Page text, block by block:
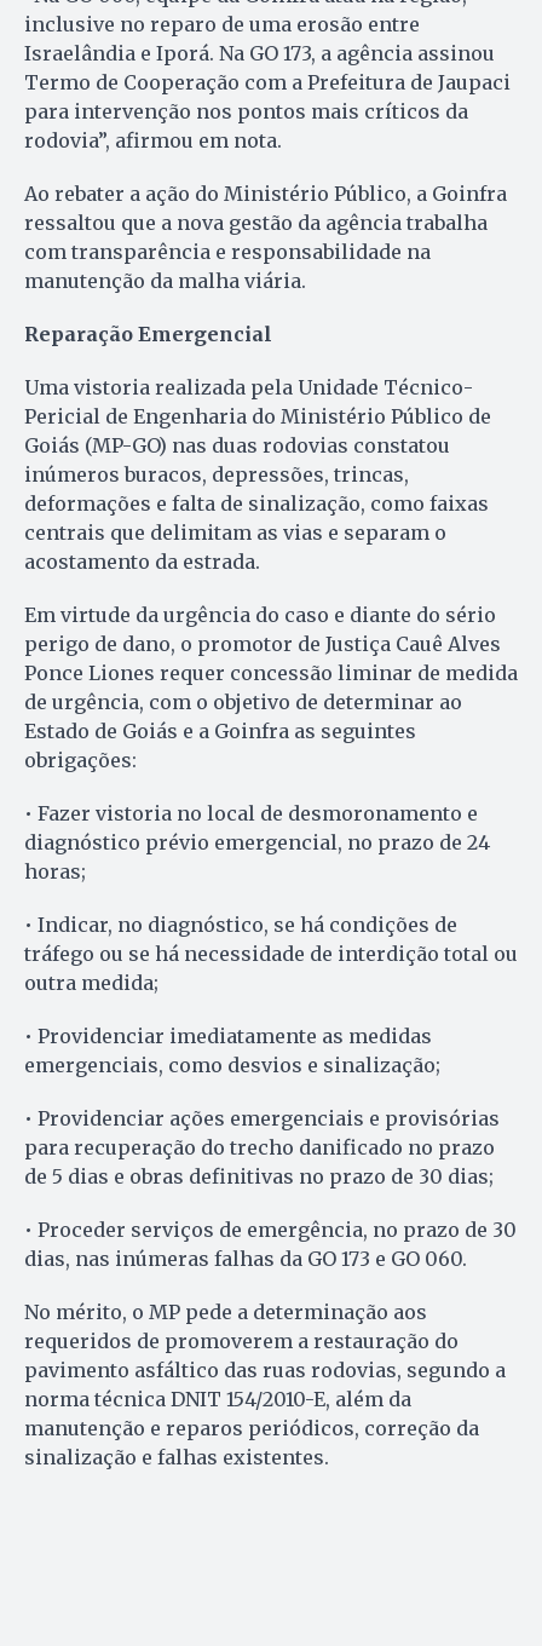
inclusive no reparo de uma erosão entre
Israelândia e Iporá. Na GO 173, a agência assinou
Termo de Cooperação com a Prefeitura de Jaupaci
para intervenção nos pontos mais críticos da
rodovia”, afirmou em nota.
Ao rebater a ação do Ministério Público, a Goinfra
ressaltou que a nova gestão da agência trabalha
com transparência e responsabilidade na
manutenção da malha viária.
Reparação Emergencial
Uma vistoria realizada pela Unidade Técnico-
Pericial de Engenharia do Ministério Público de
Goiás (MP-GO) nas duas rodovias constatou
inúmeros buracos, depressões, trincas,
deformações e falta de sinalização, como faixas
centrais que delimitam as vias e separam o
acostamento da estrada.
Em virtude da urgência do caso e diante do sério
perigo de dano, o promotor de Justiça Cauê Alves
Ponce Liones requer concessão liminar de medida
de urgência, com o objetivo de determinar ao
Estado de Goiás e a Goinfra as seguintes
obrigações:
• Fazer vistoria no local de desmoronamento e
diagnóstico prévio emergencial, no prazo de 24
horas;
• Indicar, no diagnóstico, se há condições de
tráfego ou se há necessidade de interdição total ou
outra medida;
• Providenciar imediatamente as medidas
emergenciais, como desvios e sinalização;
• Providenciar ações emergenciais e provisórias
para recuperação do trecho danificado no prazo
de 5 dias e obras definitivas no prazo de 30 dias;
• Proceder serviços de emergência, no prazo de 30
dias, nas inúmeras falhas da GO 173 e GO 060.
No mérito, o MP pede a determinação aos
requeridos de promoverem a restauração do
pavimento asfáltico das ruas rodovias, segundo a
norma técnica DNIT 154/2010-E, além da
manutenção e reparos periódicos, correção da
sinalização e falhas existentes.